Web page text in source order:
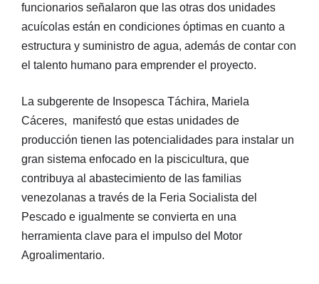
funcionarios señalaron que las otras dos unidades
acuícolas están en condiciones óptimas en cuanto a
estructura y suministro de agua, además de contar con
el talento humano para emprender el proyecto.
La subgerente de Insopesca Táchira, Mariela
Cáceres, manifestó que estas unidades de
producción tienen las potencialidades para instalar un
gran sistema enfocado en la piscicultura, que
contribuya al abastecimiento de las familias
venezolanas a través de la Feria Socialista del
Pescado e igualmente se convierta en una
herramienta clave para el impulso del Motor
Agroalimentario.